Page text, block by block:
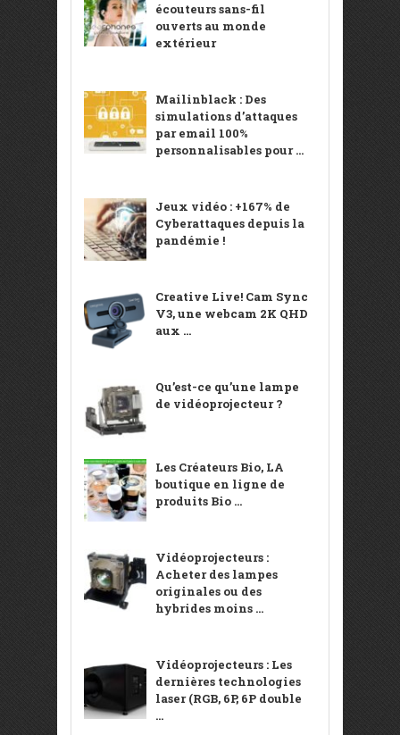
écouteurs sans-fil
ouverts au monde
extérieur
Mailinblack : Des
simulations d’attaques
par email 100%
personnalisables pour ...
Jeux vidéo : +167% de
Cyberattaques depuis la
pandémie !
Creative Live! Cam Sync
V3, une webcam 2K QHD
aux ...
Qu’est-ce qu’une lampe
de vidéoprojecteur ?
Les Créateurs Bio, LA
boutique en ligne de
produits Bio ...
Vidéoprojecteurs :
Acheter des lampes
originales ou des
hybrides moins ...
Vidéoprojecteurs : Les
dernières technologies
laser (RGB, 6P, 6P double
...